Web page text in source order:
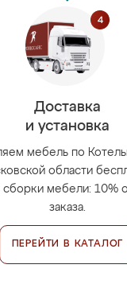
Доставка
и установка
мебель по
области
мебели: 10%
заказа.
ПЕРЕЙТИ В КАТАЛОГ